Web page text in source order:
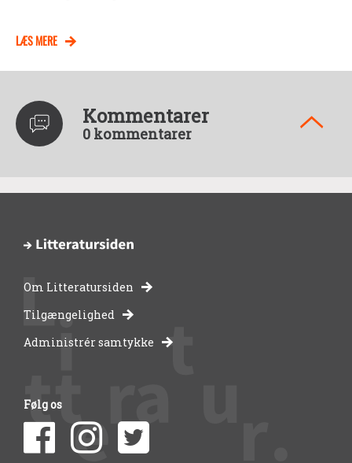
LÆS MERE
Kommentarer
0 kommentarer
-
bibliotekernes
side
om
Om Litteratursiden
Tilgængelighed
Administrér samtykke
Følg os